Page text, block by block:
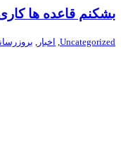
بشکنم قاعده ها
Uncategorized اخبار